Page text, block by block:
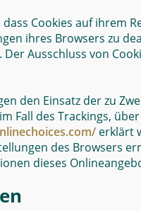
Cookies auf ihrem
ihres Browsers zu
Ausschluss von
den Einsatz der zu
Fall des Trackings,
erklärt
des Browsers
dieses